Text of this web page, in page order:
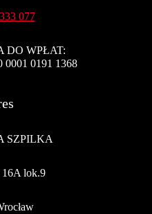
077
DO WPŁAT:
0001 0191 1368
SZPILKA
16A lok.9